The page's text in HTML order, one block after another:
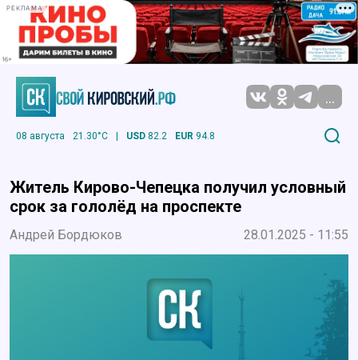
РЕКЛАМА
...
08 августа 21.30°C | USD 82.2 EUR 94.8
Житель Кирово-Чепецка получил условный
срок за гололёд на проспекте
Андрей Бордюков 28.01.2025 - 11:55